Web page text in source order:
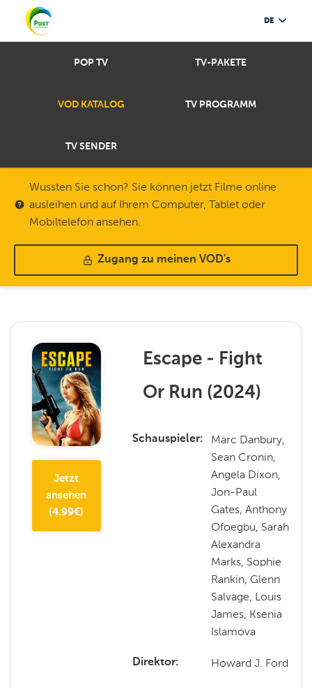
DE
POP TV TV-PAKETE
VOD KATALOG TV PROGRAMM
TV SENDER
Wussten Sie schon? Sie können jetzt Filme online
ausleihen und auf Ihrem Computer, Tablet oder
Mobiltelefon ansehen.
Zugang zu meinen VOD's
Jetzt
ansehen
(4.99€)
Escape - Fight
Or Run (2024)
Schauspieler
Marc Danbury,
Sean Cronin,
Angela Dixon,
Jon-Paul
Gates, Anthony
Ofoegbu, Sarah
Alexandra
Marks, Sophie
Rankin, Glenn
Salvage, Louis
James, Ksenia
Islamova
Direktor Howard J. Ford